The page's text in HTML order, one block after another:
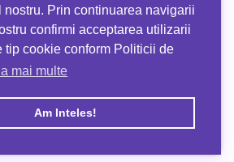
nostru. Prin continuarea navigarii
confirmi acceptarea utilizarii
tip cookie conform Politicii de
mai multe
Am Inteles!
40%reducere la orice comandă
folosind codul EATTRACK